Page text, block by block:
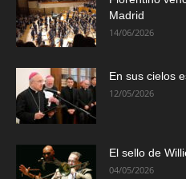
Madrid
14/06/2026
En sus cielos
12/05/2026
El sello de
04/05/2026